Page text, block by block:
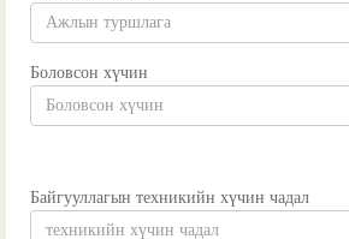
Боловсон хүчин
Байгууллагын техникийн хүчин чадал